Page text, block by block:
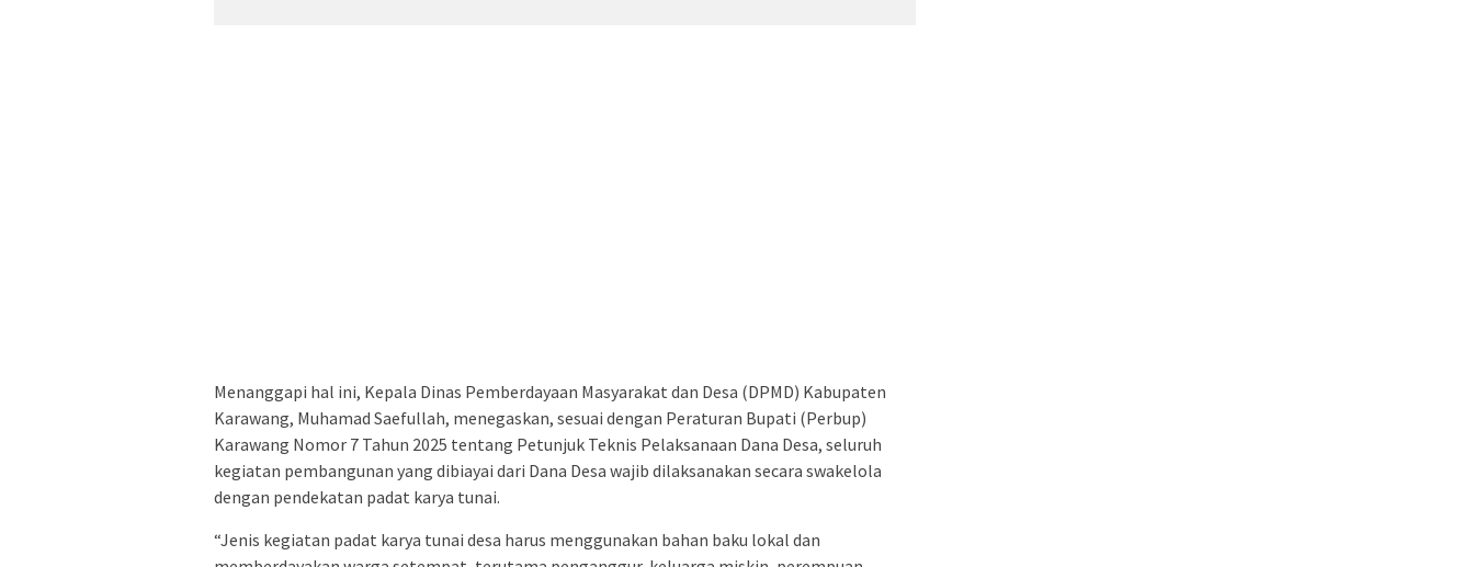
Menanggapi hal ini, Kepala Dinas Pemberdayaan Masyarakat dan Desa (DPMD) Kabupaten
Karawang, Muhamad Saefullah, menegaskan, sesuai dengan Peraturan Bupati (Perbup)
Karawang Nomor 7 Tahun 2025 tentang Petunjuk Teknis Pelaksanaan Dana Desa, seluruh
kegiatan pembangunan yang dibiayai dari Dana Desa wajib dilaksanakan secara swakelola
dengan pendekatan padat karya tunai.
“Jenis kegiatan padat karya tunai desa harus menggunakan bahan baku lokal dan